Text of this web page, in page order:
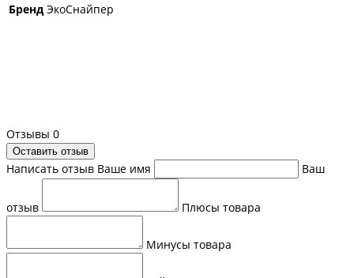
Бренд ЭкоСнайпер
Отзывы 0
Оставить отзыв
Написать отзыв Ваше имя Ваш
отзыв Плюсы товара
Минусы товара